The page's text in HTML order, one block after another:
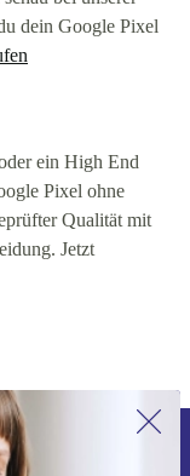
dein Google Pixel
ein High End
Pixel ohne
Qualität mit
Jetzt
anmelden,